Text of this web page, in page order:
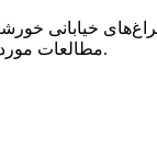
خیابانی
مطالعات موردی موفق پیاده سازی چراغ های خیابانی خورشیدی در محیط های تجاری را بررسی خواهیم کرد.